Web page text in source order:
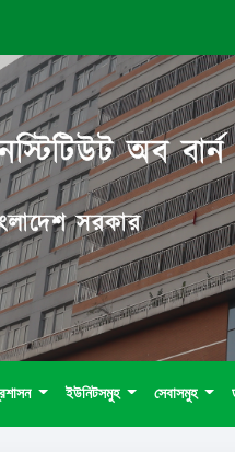
অব বার্ন
সরকার
ইউনিটসমুহ সেবাসমুহ